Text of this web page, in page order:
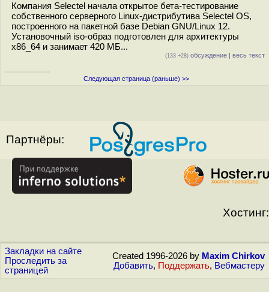
Компания Selectel начала открытое бета-тестирование
собственного серверного Linux-дистрибутива Selectel OS,
построенного на пакетной базе Debian GNU/Linux 12.
Установочный iso-образ подготовлен для архитектуры
x86_64 и занимает 420 МБ...
(133 +28) обсуждение | весь текст
Следующая страница (раньше) >>
Партнёры:
Хостинг:
Закладки на сайте
Проследить за
страницей
Created 1996-2026 by Maxim Chirkov
Добавить, Поддержать, Вебмастеру